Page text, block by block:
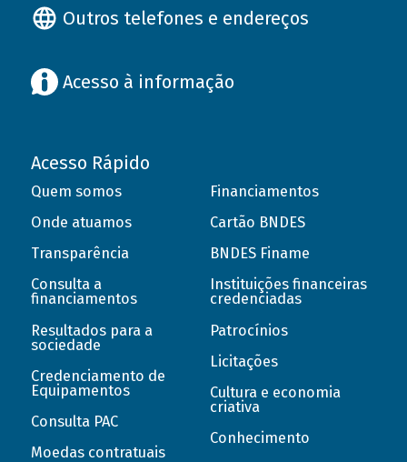
Outros telefones e endereços
Acesso à informação
Acesso Rápido
Quem somos
Onde atuamos
Transparência
Consulta a
financiamentos
Resultados para a
sociedade
Credenciamento de
Equipamentos
Consulta PAC
Moedas contratuais
Financiamentos
Cartão BNDES
BNDES Finame
Instituições financeiras
credenciadas
Patrocínios
Licitações
Cultura e economia
criativa
Conhecimento